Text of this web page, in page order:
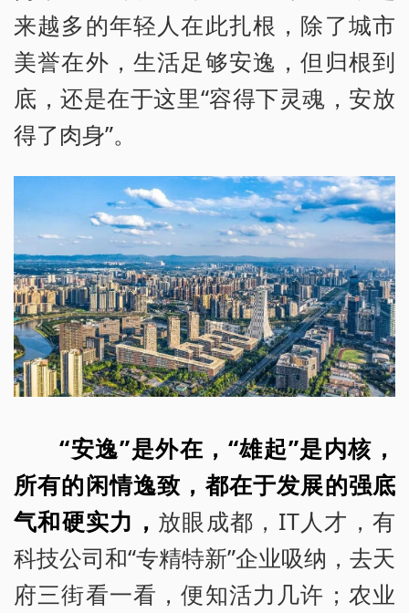
来越多的年轻人在此扎根，除了城市
美誉在外，生活足够安逸，但归根到
底，还是在于这里“容得下灵魂，安放
得了肉身”。
“安逸”是外在，“雄起”是内核，
所有的闲情逸致，都在于发展的强底
气和硬实力， 放眼成都，IT人才，有
科技公司和“专精特新”企业吸纳，去天
府三街看一看，便知活力几许；农业